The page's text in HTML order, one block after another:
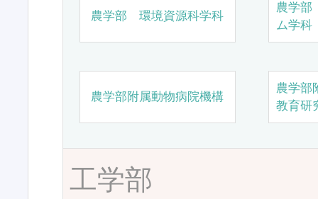
農学部 環境資源科学科
農学
ム学科
農学部附属動物病院機構
農学部
教育研
工学部